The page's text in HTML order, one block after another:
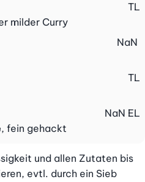
milder Curry
TL
NaN
TL
, fein gehackt
NaN EL
und allen Zutaten bis
evtl. durch ein Sieb